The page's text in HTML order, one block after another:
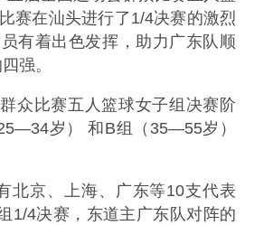
赛在汕头进行了1/4决赛的激烈
有着出色发挥，助力广东队顺
强。
众比赛五人篮球女子组决赛阶
岁） 和B组（35—55岁）
北京、上海、广东等10支代表
1/4决赛，东道主广东队对阵的